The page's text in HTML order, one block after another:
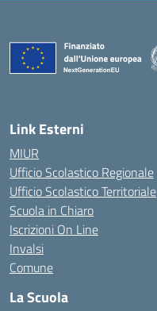
Link Esterni
MIUR
Ufficio Scolastico Regionale
Ufficio Scolastico Territoriale
Scuola in Chiaro
Iscrizioni On Line
Invalsi
Comune
La Scuola